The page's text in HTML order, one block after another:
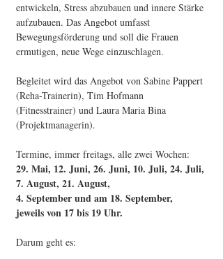
entwickeln, Stress abzubauen und innere Stärke
aufzubauen. Das Angebot umfasst
Bewegungsförderung und soll die Frauen
ermutigen, neue Wege einzuschlagen.
Begleitet wird das Angebot von Sabine Pappert
(Reha-Trainerin), Tim Hofmann
(Fitnesstrainer) und Laura Maria Bina
(Projektmanagerin).
Termine, immer freitags, alle zwei Wochen:
29. Mai, 12. Juni, 26. Juni, 10. Juli, 24. Juli,
7. August, 21. August,
4. September und am 18. September,
jeweils von 17 bis 19 Uhr.
Darum geht es: